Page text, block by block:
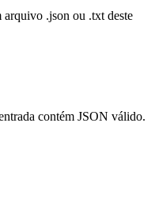
.json ou .txt deste
contém JSON válido.